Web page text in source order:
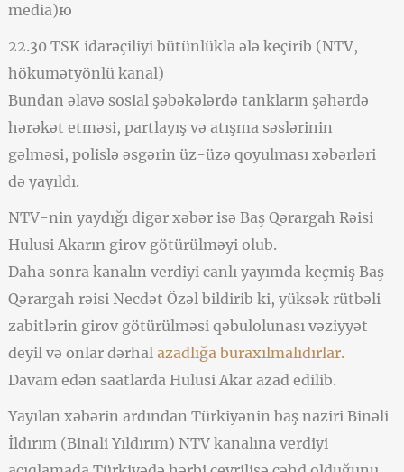
media)ю
22.30 TSK idarəçiliyi bütünlüklə ələ keçirib (NTV,
hökumətyönlü kanal)
Bundan əlavə sosial şəbəkələrdə tankların şəhərdə
hərəkət etməsi, partlayış və atışma səslərinin
gəlməsi, polislə əsgərin üz-üzə qoyulması xəbərləri
də yayıldı.
NTV-nin yaydığı digər xəbər isə Baş Qərargah Rəisi
Hulusi Akarın girov götürülməyi olub.
Daha sonra kanalın verdiyi canlı yayımda keçmiş Baş
Qərargah rəisi Necdət Özəl bildirib ki, yüksək rütbəli
zabitlərin girov götürülməsi qəbulolunası vəziyyət
deyil və onlar dərhal azadlığa buraxılmalıdırlar.
Davam edən saatlarda Hulusi Akar azad edilib.
Yayılan xəbərin ardından Türkiyənin baş naziri Binəli
İldırım (Binali Yıldırım) NTV kanalına verdiyi